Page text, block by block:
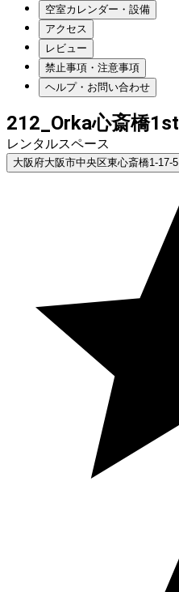
空室カレンダー・設備
アクセス
レビュー
禁止事項・注意事項
ヘルプ・お問い合わせ
212_Orka心斎橋1st
レンタルスペース
大阪府大阪市中央区東心斎橋1-17-5